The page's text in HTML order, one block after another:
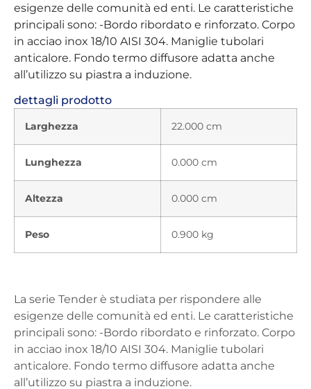
esigenze delle comunità ed enti. Le caratteristiche
principali sono: -Bordo ribordato e rinforzato. Corpo
in acciao inox 18/10 AISI 304. Maniglie tubolari
anticalore. Fondo termo diffusore adatta anche
all’utilizzo su piastra a induzione.
dettagli prodotto
Larghezza 22.000 cm
Lunghezza 0.000 cm
Altezza 0.000 cm
Peso 0.900 kg
La serie Tender è studiata per rispondere alle
esigenze delle comunità ed enti. Le caratteristiche
principali sono: -Bordo ribordato e rinforzato. Corpo
in acciao inox 18/10 AISI 304. Maniglie tubolari
anticalore. Fondo termo diffusore adatta anche
all’utilizzo su piastra a induzione.